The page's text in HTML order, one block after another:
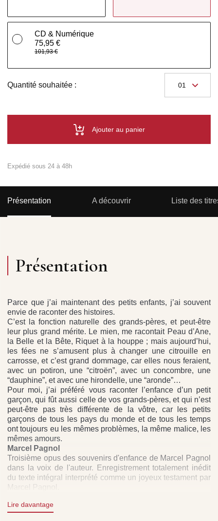
CD & Numérique
75,95 €
101,93 €
Quantité souhaitée :
Ajouter au panier
Expédié sous 24 à 48h
Présentation A découvrir Liste des
Présentation
Parce que j’ai maintenant des petits enfants, j’ai souvent
envie de raconter des histoires.
C’est la fonction naturelle des grands-pères, et peut-être
leur plus grand mérite. Le mien, me racontait Peau d’Ane,
la Belle et la Bête, Riquet à la houppe ; mais aujourd’hui,
les fées ne s’amusent plus à changer une citrouille en
carrosse, et c’est grand dommage, car elles nous feraient,
avec un potiron, une “citroën”, avec un concombre, une
“dauphine”, et avec une hirondelle, une “aronde”…
Pour moi, j’ai préféré vous raconter l’enfance d’un petit
garçon, qui fût aussi celle de vos grands-pères, et qui n’est
peut-être pas très différente de la vôtre, car les petits
garçons de tous les pays du monde et de tous les temps
ont toujours eu les mêmes problèmes, la même malice, les
mêmes amours.
Marcel Pagnol
Troisième opus des souvenirs d'enfance de Marcel Pagnol
dans la voix de l'auteur. Enregistrement totalement inédit
du texte intégral interprété comme un joyeux testament par
Marcel Pagnol.
Droits : Frémeaux & Associés - Groupe Frémeaux
Lire davantage